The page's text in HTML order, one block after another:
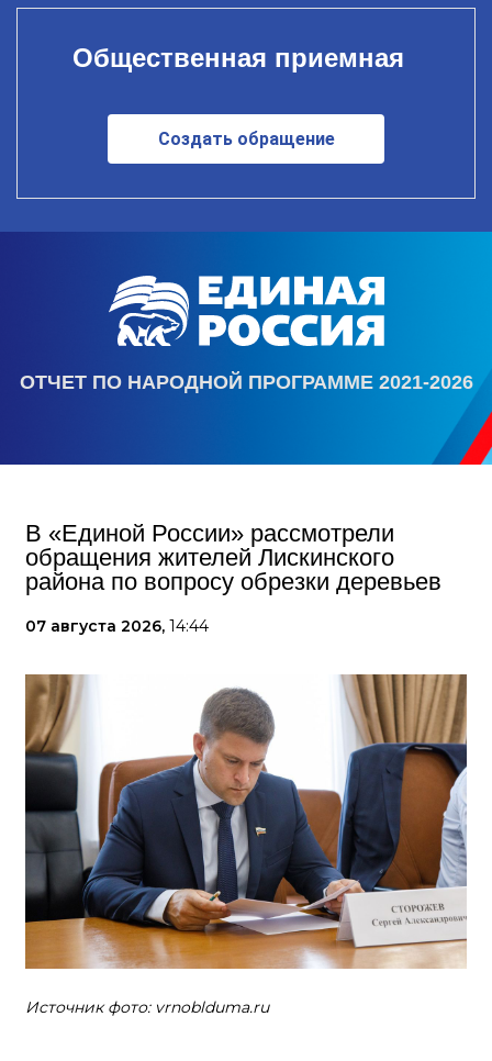
Общественная приемная
Создать обращение
ОТЧЕТ ПО НАРОДНОЙ ПРОГРАММЕ 2021-2026
В «Единой России» рассмотрели
обращения жителей Лискинского
района по вопросу обрезки деревьев
07 августа 2026, 14:44
Источник фото: vrnoblduma.ru